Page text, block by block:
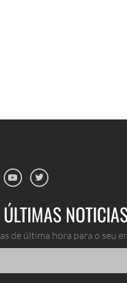
de última hora para o seu